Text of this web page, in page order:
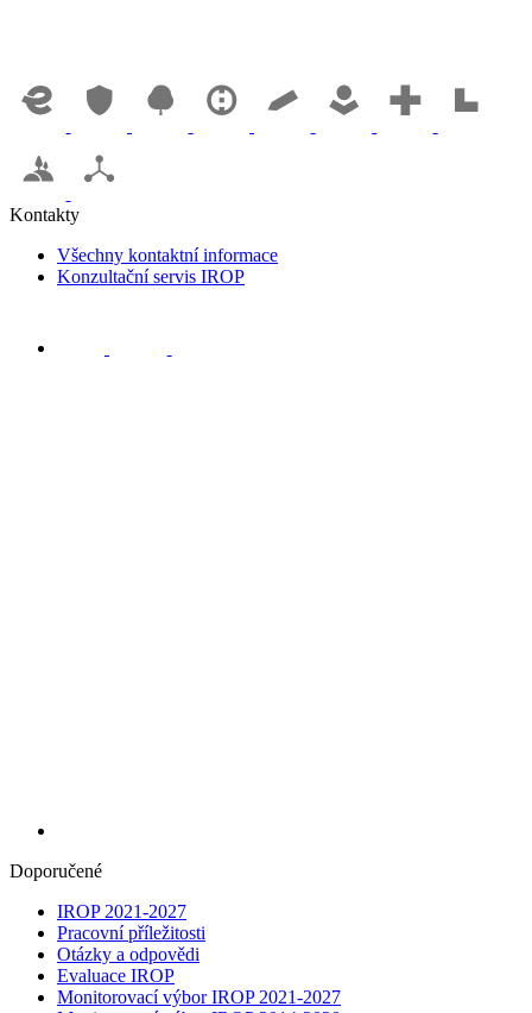
Kontakty
Všechny kontaktní informace
Konzultační servis IROP
Doporučené
IROP 2021-2027
Pracovní příležitosti
Otázky a odpovědi
Evaluace IROP
Monitorovací výbor IROP 2021-2027